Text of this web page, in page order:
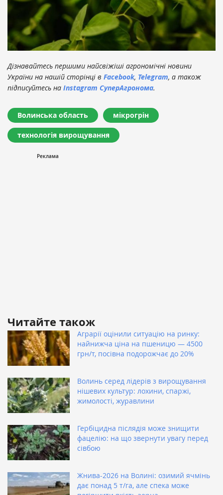
Дізнавайтесь першими найсвіжіші агрономічні новини
України на нашій сторінці в Facebook, Telegram, а також
підписуйтесь на Instagram СуперАгронома.
Волинська область мікрогрін
технологія вирощування
Читайте також
Аграрії оцінили ситуацію на ринку:
найнижча ціна на пшеницю — 4500
грн/т, посівна подорожчає до 20%
Волинь серед лідерів з вирощування
нішевих культур: лохини, спаржі,
жимолості, журавлини
Гербіцидна післядія може знищити
фацелію: на що звернути увагу перед
сівбою
Жнива-2026 на Волині: озимий ячмінь
дає понад 5 т/га, але спека може